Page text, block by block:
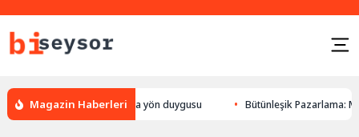
Magazin Haberleri
hayvanlarda yön duygusu Bütünleşik Pazarlama: Markalarla